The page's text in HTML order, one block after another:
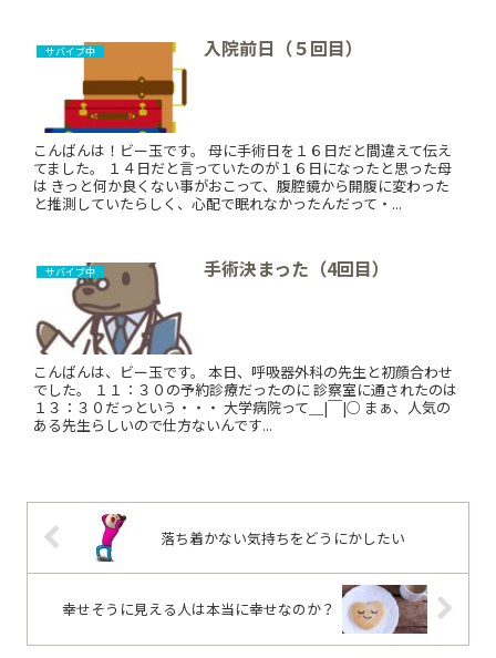
サバイブ中 入院前日（５回目）
こんばんは！ビー玉です。 母に手術日を１６日だと間違えて伝え
てました。 １４日だと言っていたのが１６日になったと思った母
は きっと何か良くない事がおこって、腹腔鏡から開腹に変わった
と推測していたらしく、心配で眠れなかったんだって・...
サバイブ中 手術決まった（4回目）
こんばんは、ビー玉です。 本日、呼吸器外科の先生と初顔合わせ
でした。 １１：３０の予約診療だったのに 診察室に通されたのは
１３：３０だっという・・・ 大学病院って＿|￣|○ まぁ、人気の
ある先生らしいので仕方ないんです...
落ち着かない気持ちをどうにかしたい
幸せそうに見える人は本当に幸せなのか？